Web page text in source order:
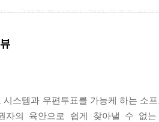
는 국제적 확산이다. 같은 구조가 한
반복된다는 국제적 보고들이 축적되고
리는 제도적 견제 장치의 약화다. 선
되는 구조가 지속된다면, 취약점은 영
시스템과 우편투표를 가능케 하는 소
자의 육안으로 쉽게 찾아낼 수 없